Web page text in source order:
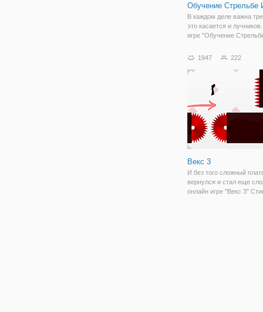
Обучение Стрельбе
В каждом деле важна
это касается и
игре "Обучение
заодно увлекательно
роли лучника, который
1947 222
Векс 3
И без того сложный
вернулся и стал еще
онлайн игре "Векс 3"